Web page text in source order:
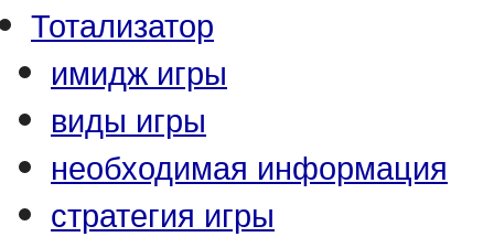
Тотализатор
имидж игры
виды игры
необходимая информация
стратегия игры